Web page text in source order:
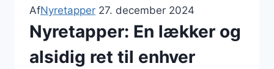
AfNyretapper 27. december 2024
Nyretapper: En lækker og
alsidig ret til enhver